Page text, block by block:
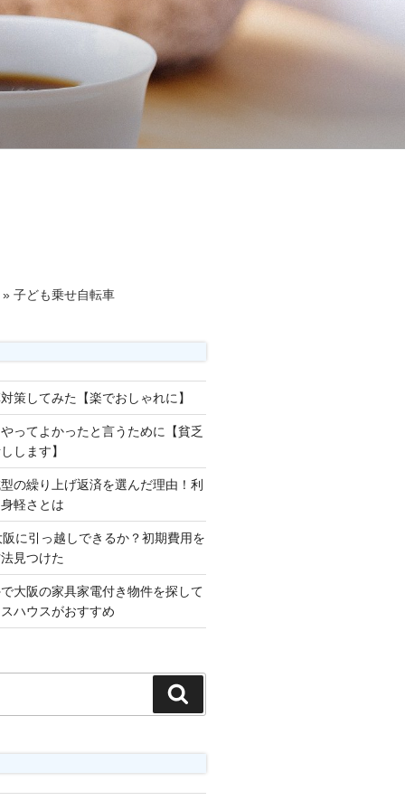
»子ども乗せ自転車
策してみた【楽でおしゃれに】
ってよかったと言うために【貧乏
します】
の繰り上げ返済を選んだ理由！利
軽さとは
に引っ越しできるか？初期費用を
見つけた
大阪の家具家電付き物件を探して
ハウスがおすすめ
索